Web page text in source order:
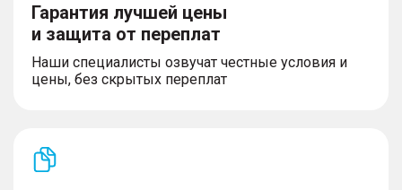
Гарантия лучшей цены
и защита от переплат
Наши специалисты озвучат честные условия и
цены, без скрытых переплат